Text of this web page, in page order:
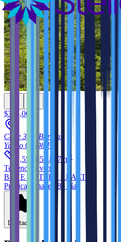
$345,000
Calle 335, Barinas
Yauco 00698 PR
1,553,053.877 m 2
Terreno
en venta
BLUE WATERS REALTY
Publicado hace 186 días
Destacar